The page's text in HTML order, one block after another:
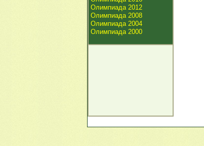
Олимпиада 2012
Олимпиада 2008
Олимпиада 2004
Олимпиада 2000